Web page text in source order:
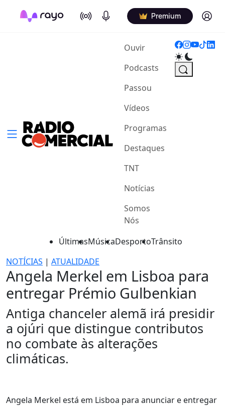
On Air Podcasts Premium Log in
Ouvir(current)
Podcasts
Passou
Vídeos
Programas
Destaques
TNT
Notícias
Somos
Nós
ÚltimasMúsicaDesportoTrânsito
NOTÍCIAS | ATUALIDADE
Angela Merkel em Lisboa para
entregar Prémio Gulbenkian
Antiga chanceler alemã irá presidir
a ojúri que distingue contributos
no combate às alterações
climáticas.
Angela Merkel está em Lisboa para anunciar e entregar